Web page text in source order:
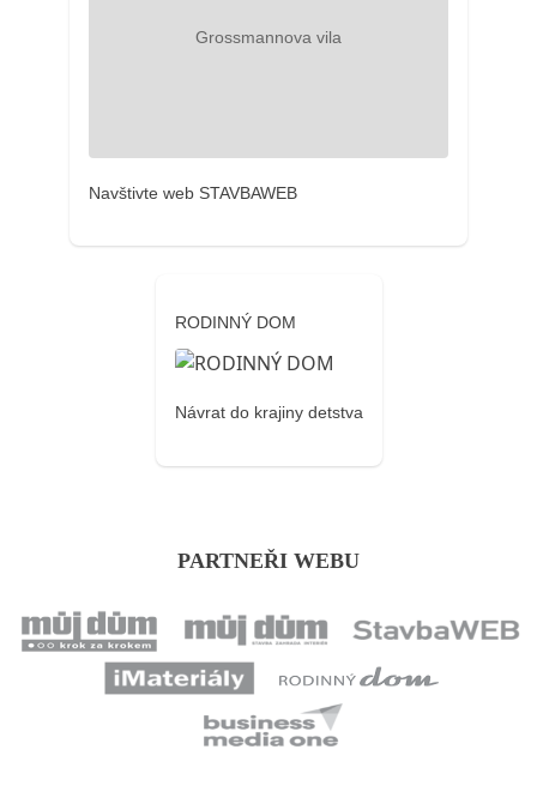
Navštivte web STAVBAWEB
RODINNÝ DOM
Návrat do krajiny detstva
PARTNEŘI WEBU